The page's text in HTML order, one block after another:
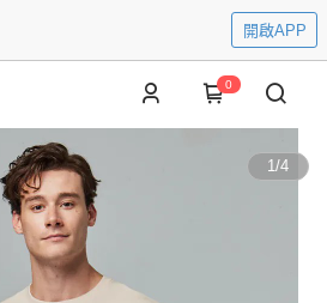
開啟APP
0
1/4